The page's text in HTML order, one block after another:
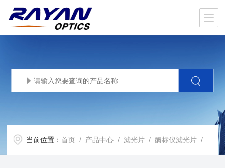
当前位置：首页 / 产品中心 /滤光片 /酶标仪滤光片 / 酶标仪滤光片波长分析